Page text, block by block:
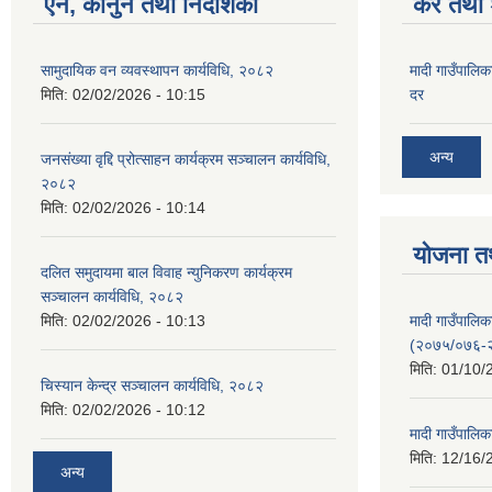
सामुदायिक वन व्यवस्थापन कार्यविधि, २०८२
मिति: 02/02/2026 - 10:15
जनसंख्या वृद्दि प्रोत्साहन कार्यक्रम सञ्‍चालन कार्यविधि,
२०८२
मिति: 02/02/2026 - 10:14
दलित समुदायमा बाल विवाह न्युनिकरण कार्यक्रम
सञ्‍चालन कार्यविधि, २०८२
मिति: 02/02/2026 - 10:13
चिस्यान केन्द्र सञ्‍चालन कार्यविधि, २०८२
मिति: 02/02/2026 - 10:12
अन्य
मादी
दर
अन्य
योजना
मादी
(२०७५/०७६-
मिति: 01/10/
मादी
मिति: 12/16/